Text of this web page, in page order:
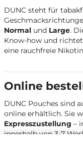
DUNC steht für
Normal und Large.
Know-how und
eine rauchfreie
Online
DUNC Pouches sind
online erhältlich. Sie
Expresszustellung –
innerhalb von 3-7